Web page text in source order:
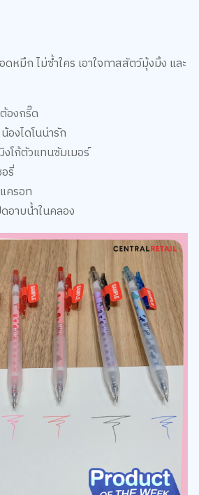
หมึก ไม่ซ้ำใคร เอาใจทาสสัตว์มุ้งมิ้ง และ
องกรี๊ด
องไดโนน่ารัก
โก้ตัวแทนซัมเมอร์
รี่
ครอท
อาบน้ำในคลอง